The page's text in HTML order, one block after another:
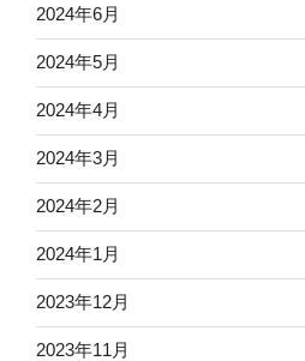
2024年6月
2024年5月
2024年4月
2024年3月
2024年2月
2024年1月
2023年12月
2023年11月